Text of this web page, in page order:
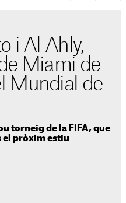
i Al Ahly,
Miami de
Mundial de
torneig de la FIFA, que
el pròxim estiu